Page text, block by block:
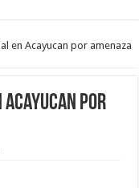
en Acayucan por amenaza
Acayucan por